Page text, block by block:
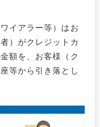
イアラー等）はお
）がクレジットカ
額を、お客様（ク
等から引き落とし